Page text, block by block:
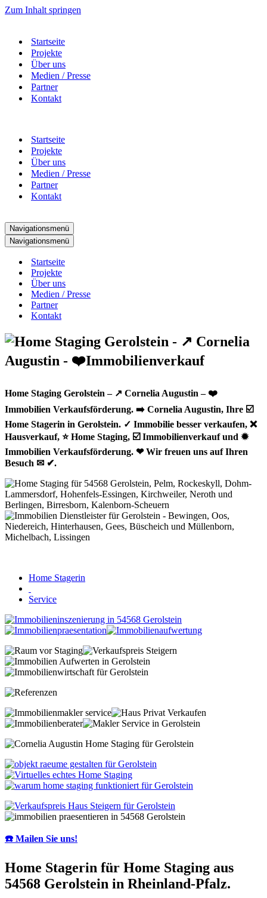
Zum Inhalt springen
Startseite
Projekte
Über uns
Medien / Presse
Partner
Kontakt
Startseite
Projekte
Über uns
Medien / Presse
Partner
Kontakt
Navigationsmenü
Navigationsmenü
Startseite
Projekte
Über uns
Medien / Presse
Partner
Kontakt
Home Staging Gerolstein – ↗️ Cornelia Augustin – ❤️
Immobilien Verkaufsförderung. ➡️ Cornelia Augustin, Ihre ☑️
Home Stagerin in Gerolstein. ✓ Immobilie besser verkaufen, ❌
Hausverkauf, ⭐ Home Staging, ☑️ Immobilienverkauf und ✹
Immobilien Verkaufsförderung. ❤ Wir freuen uns auf Ihren
Besuch ✉ ✔.
Home Stagerin
Service
☎️ Mailen Sie uns!
Home Stagerin für Home Staging aus
54568 Gerolstein in Rheinland-Pfalz.